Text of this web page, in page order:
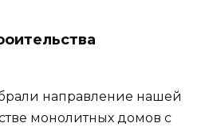
направление нашей
монолитных домов с